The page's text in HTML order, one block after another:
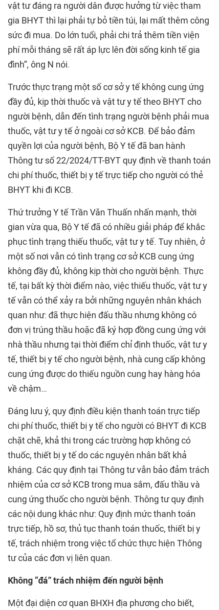
vật tư đáng ra người dân được hưởng từ việc tham
gia BHYT thì lại phải tự bỏ tiền túi, lại mất thêm công
sức đi mua. Do lớn tuổi, phải chi trả thêm tiền viện
phí mỗi tháng sẽ rất áp lực lên đời sống kinh tế gia
đình”, ông N nói.
Trước thực trạng một số cơ sở y tế không cung ứng
đầy đủ, kịp thời thuốc và vật tư y tế theo BHYT cho
người bệnh, dẫn đến tình trạng người bệnh phải mua
thuốc, vật tư y tế ở ngoài cơ sở KCB. Để bảo đảm
quyền lợi của người bệnh, Bộ Y tế đã ban hành
Thông tư số 22/2024/TT-BYT quy định về thanh toán
chi phí thuốc, thiết bị y tế trực tiếp cho người có thẻ
BHYT khi đi KCB.
Thứ trưởng Y tế Trần Văn Thuấn nhấn mạnh, thời
gian vừa qua, Bộ Y tế đã có nhiều giải pháp để khắc
phục tình trạng thiếu thuốc, vật tư y tế. Tuy nhiên, ở
một số nơi vẫn có tình trạng cơ sở KCB cung ứng
không đầy đủ, không kịp thời cho người bệnh. Thực
tế, tại bất kỳ thời điểm nào, việc thiếu thuốc, vật tư y
tế vẫn có thể xảy ra bởi những nguyên nhân khách
quan như: đã thực hiện đấu thầu nhưng không có
đơn vị trúng thầu hoặc đã ký hợp đồng cung ứng với
nhà thầu nhưng tại thời điểm chỉ định thuốc, vật tư y
tế, thiết bị y tế cho người bệnh, nhà cung cấp không
cung ứng được do thiếu nguồn cung hay hàng hóa
về chậm…
Đáng lưu ý, quy định điều kiện thanh toán trực tiếp
chi phí thuốc, thiết bị y tế cho người có BHYT đi KCB
chặt chẽ, khả thi trong các trường hợp không có
thuốc, thiết bị y tế do các nguyên nhân bất khả
kháng. Các quy định tại Thông tư vẫn bảo đảm trách
nhiệm của cơ sở KCB trong mua sắm, đấu thầu và
cung ứng thuốc cho người bệnh. Thông tư quy định
các nội dung khác như: Quy định mức thanh toán
trực tiếp, hồ sơ, thủ tục thanh toán thuốc, thiết bị y
tế, trách nhiệm trong việc tổ chức thực hiện Thông
tư của các đơn vị liên quan.
Không “đá” trách nhiệm đến người bệnh
Một đại diện cơ quan BHXH địa phương cho biết,